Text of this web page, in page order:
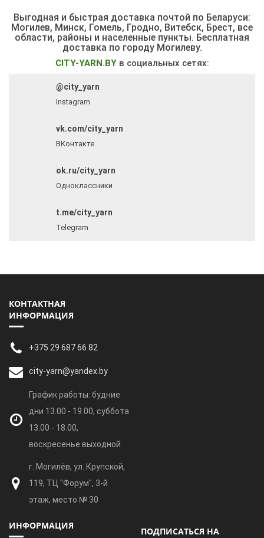
Выгодная и быстрая доставка почтой по Беларуси:
Могилев, Минск, Гомель, Гродно, Витебск, Брест, все
области, районы и населенные пункты. Бесплатная
доставка по городу Могилеву.
CITY-YARN.BYв социальных сетях:
@city_yarn
Instagram
vk.com/city_yarn
ВКонтакте
ok.ru/city_yarn
Одноклассники
t.me/city_yarn
Telegram
КОНТАКТНАЯ
ИНФОРМАЦИЯ
+375 29 687 66 82
city-yarn@yandex.by
График работы: будние
дни 13.00 - 19.00, суббота
13.00 - 18.00,
воскресенье выходной
г. Могилёв, ул. Крупской,
119, ТЦ "Форум", 3-й
этаж, место № 30
ИНФОРМАЦИЯ
ПОДПИСАТЬСЯ НА